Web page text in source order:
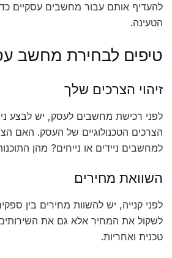
להעדיף אותם עבור מחשבים עסקיים
הטעינה.
טיפים לבחירת מחשב
זיהוי הצרכים שלך
לפני רכישת מחשבים לעסק, יש לבצע
הצרכים הטכנולוגיים של העסק. האם
למחשבים ניידים או נייחים? מהן
השוואת מחירים
לפני קנייה, יש להשוות מחירים בין
לשקול את המחיר אלא גם את השירותים
טכנית ואחריות.